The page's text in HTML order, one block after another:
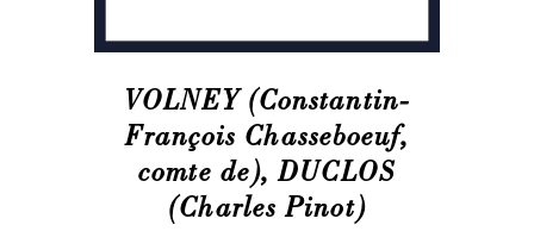
VOLNEY (Constantin-
François Chasseboeuf,
comte de), DUCLOS
(Charles Pinot)